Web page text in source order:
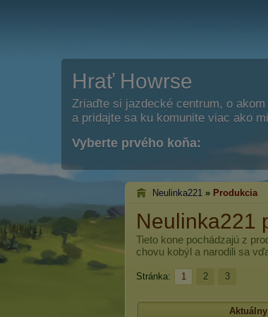
Hrať Howrse
Zriaďte si jazdecké centrum, o akom
a pridajte sa ku komunite viac ako
Vyberte prvého koňa:
Neulinka221 » Produkcia
Neulinka221
Tieto kone pochádzajú z
chovu kobýl a narodili sa
Stránka: 1 2 3